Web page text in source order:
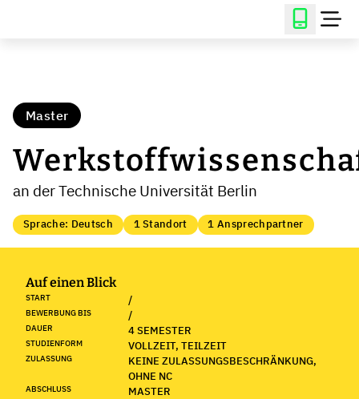
Master
an der Technische Universität Berlin
Sprache: Deutsch 1 Standort 1 Ansprechpartner
Auf einen Blick
START /
BEWERBUNG BIS /
DAUER 4 SEMESTER
STUDIENFORM VOLLZEIT, TEILZEIT
ZULASSUNG
KEINE ZULASSUNGSBESCHRÄNKUNG,
OHNE NC
ABSCHLUSS MASTER